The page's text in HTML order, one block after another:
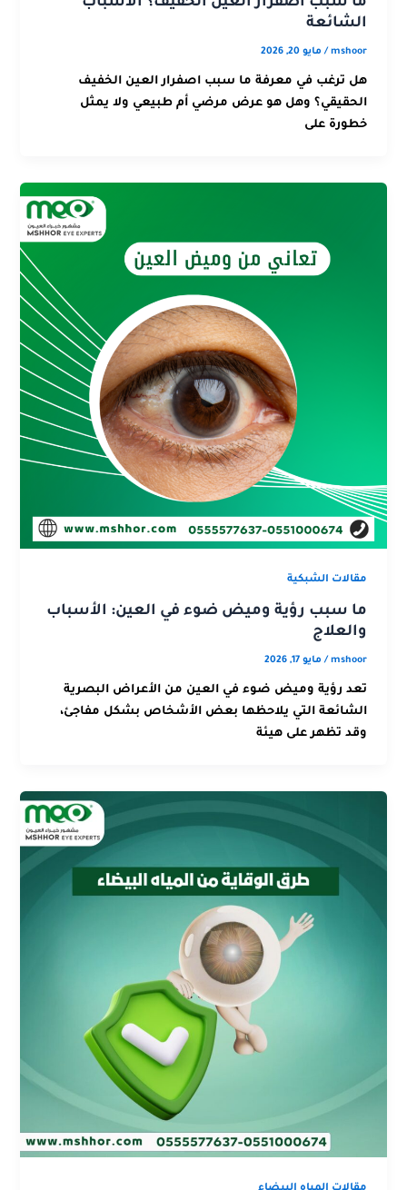
ما سبب اصفرار العين الخفيف؟ الأسباب
الشائعة
mshoor
/ مايو 20, 2026
هل ترغب في معرفة ما سبب اصفرار العين الخفيف
الحقيقي؟ وهل هو عرض مرضي أم طبيعي ولا يمثل
خطورة على
مقالات الشبكية
ما سبب رؤية وميض ضوء في العين: الأسباب
والعلاج
mshoor
/ مايو 17, 2026
تعد رؤية وميض ضوء في العين من الأعراض البصرية
الشائعة التي يلاحظها بعض الأشخاص بشكل مفاجئ،
وقد تظهر على هيئة